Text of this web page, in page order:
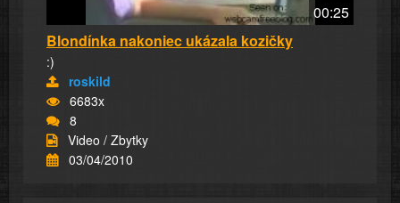
00:25
Blondínka nakoniec ukázala kozičky
:)
roskild
6683x
8
Video / Zbytky
03/04/2010